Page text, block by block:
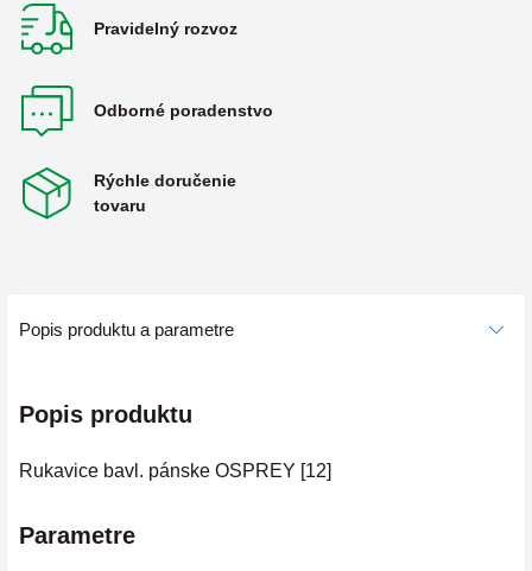
Pravidelný rozvoz
Odborné poradenstvo
Rýchle doručenie
tovaru
Popis produktu a parametre
Popis produktu
Rukavice bavl. pánske OSPREY [12]
Parametre